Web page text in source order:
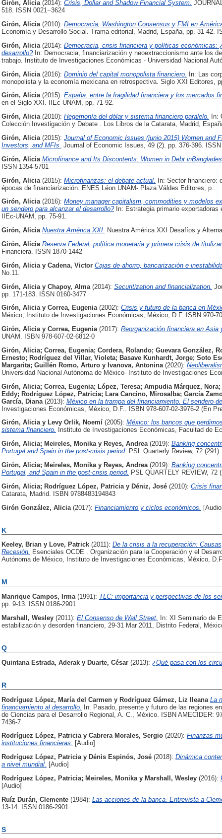
Girón, Alicia (2014): Crisis, Dollar and Shadow Financial System.
518. ISSN 0021−3624
Girón, Alicia (2010): Democracia, Washington Consensus y FMI en
Economía y Desarrollo Social. Trama editorial, Madrid, España, pp. 31-42.
Girón, Alicia (2014): Democracia, crisis financiera y políticas económicas:
desarrollo?In: Democracia, financiarización y neoextraccionismo ante los
trabajo. Instituto de Investigaciones Económicas - Universidad Nacional
Girón, Alicia (2016): Dominio del capital monopolista financiero. In: Las
monopolista y la economía mexicana en retrospectiva. Siglo XXI Editores,
Girón, Alicia (2015): España: entre la fragilidad financiera y los mercados
en el Siglo XXI. IIEc-UNAM, pp. 71-92.
Girón, Alicia (2010): Hegemonía del dólar y sistema financiero paralelo.
In:
Colección Investigación y Debate . Los Libros de la Catarata, Madrid,
Girón, Alicia (2015): Journal of Economic Issues (junio 2015) Women and
Investors, and MFIs. Journal of Economic Issues, 49 (2). pp. 376-396. ISSN
Girón, Alicia Microfinance and Its Discontents: Women in Debt
ISSN 1354-5701
Girón, Alicia (2015): Microfinanzas: el debate actual. In: Sector financiero:
épocas de financiarización. ENES Léon UNAM- Plaza Váldes Editores, p..
Girón, Alicia (2016): Money manager capitalism, commodities y modelos
un sendero para alcanzar el desarrollo?In: Estrategia primario exportadoras
IIEc-UNAM, pp. 75-91.
Girón, Alicia Nuestra América XXI. Nuestra América XXI Desafíos y
Girón, Alicia Reserva Federal, política monetaria y primera crisis de
Financiera. ISSN 1870-1442
Girón, Alicia y Cadena, Victor Cajas de ahorro, bancarización e
No.11.
Girón, Alicia y Chapoy, Alma (2014): Securitization and financialization.
pp. 171-183. ISSN 0160-3477
Girón, Aliciay Correa, Eugenia (2002): Crisis y futuro de la banca en
México, Instituto de Investigaciones Económicas, México, D.F. ISBN 970-
Girón, Aliciay Correa, Eugenia (2017): Reorganización financiera en
UNAM. ISBN 978-607-02-6812-0
Girón, Alicia; Correa, Eugenia; Cordera, Rolando; Guevara González,
Ernesto; Rodríguez del Villar, Violeta; Basave Kunhardt, Jorge; Soto
Margarita; Guillén Romo, Arturo y Ivanova, Antonina (2020):
Universidad Nacional Autónoma de México- Instituto de Investigaciones
Girón, Alicia; Correa, Eugenia; López, Teresa; Ampudia Márquez, Nora;
Eddy; Rodríguez López, Patricia; Lara Cancino, Mirosalba; García
García, Diana (2013): México en la trampa del financiamiento. El sendero
Investigaciones Económicas, México, D.F.. ISBN 978-607-02-3976-2 (En
Girón, Aliciay Levy Orlik, Noemí (2005): México: los bancos que
sistema financiero.
Instituto de Investigaciones Económicas, Facultad de
Girón, Alicia; Meireles, Monikay Reyes, Andrea (2019): Banking
Portugal and Spain in the post-crisis period. PSL Quarterly Review, 72
Girón, Alicia; Meireles, Monikay Reyes, Andrea (2019): Banking
Portugal, and Spain in the post-crisis period. PSL QUARTELY REVIEW, 72
Girón, Alicia; Rodríguez López, Patricia y Déniz, José (2010): Crisis
Catarata, Madrid. ISBN 9788483194843
Girón González, Alicia (2017): Financiamiento y ciclos económicos.
K
Keeley, Brian y Love, Patrick (2011): De la crisis a la recuperación:
Recesión. Esenciales OCDE . Organización para la Cooperación y el
Autónoma de México, Instituto de Investigaciones Económicas, México,
M
Manrique Campos, Irma (1991): TLC: importancia y perspectivas de los
pp. 9-13. ISSN 0186-2901
Marshall, Wesley (2011): El Consenso de Wall Street.
In: XI Seminario de
estabilización y desorden financiero, 29-31 Mar 2011, Distrito Federal,
Q
Quintana Estrada, Aderak y Duarte, César (2013): ¿Qué pasa con los
R
Rodríguez López, María del Carmen y Rodríguez Gámez, Liz Ileana La
financiamiento al desarrollo. In: Pasado, presente y futuro de las regiones
de Ciencias para el Desarrollo Regional, A. C., México. ISBN AMECIDER:
7436-7
Rodríguez López, Patriciay Cabrera Morales, Sergio (2020): Finanzas
instituciones financieras. [Audio]
Rodríguez López, Patriciay Dénis Espinós, José (2018): Dinámica
a nivel mundial. [Audio]
Rodríguez López, Patricia; Meireles, Monikay Marshall, Wesley (2016):
[Audio]
Ruíz Durán, Clemente (1984): Las acciones de la banca. Entrevista a
13-14. ISSN 0186-2901
S